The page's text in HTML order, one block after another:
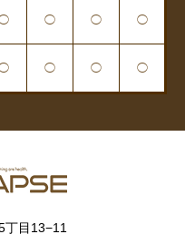
◯ ◯ ◯
◯ ◯ ◯
丁目13−11